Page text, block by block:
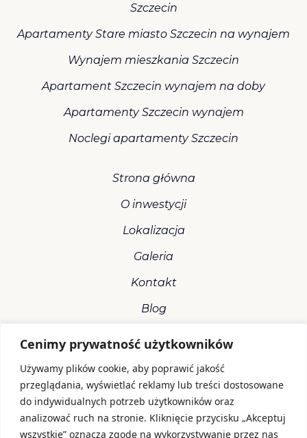
Cenimy prywatność użytkowników
Używamy plików cookie, aby poprawić jakość
przeglądania, wyświetlać reklamy lub treści dostosowane
do indywidualnych potrzeb użytkowników oraz
analizować ruch na stronie. Kliknięcie przycisku „Akceptuj
wszystkie” oznacza zgodę na wykorzystywanie przez nas
Biuro sprzedaży
ul. Wielka Odrzańska 17
Strona główna
O inwestycji
Lokalizacja
Galeria
Kontakt
Blog
Szczecin
Apartamenty Stare miasto Szczecin na wynajem
Wynajem mieszkania Szczecin
Apartament Szczecin wynajem na doby
Apartamenty Szczecin wynajem
Noclegi apartamenty Szczecin